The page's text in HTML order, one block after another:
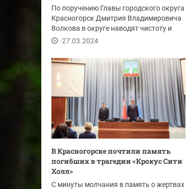
По поручению Главы городского округа
Красногорск Дмитрия Владимировича
Волкова в округе наводят чистоту и
порядок...
27.03.2024
В Красногорске почтили память
погибших в трагедии «Крокус Сити
Холл»
С минуты молчания в память о жертвах